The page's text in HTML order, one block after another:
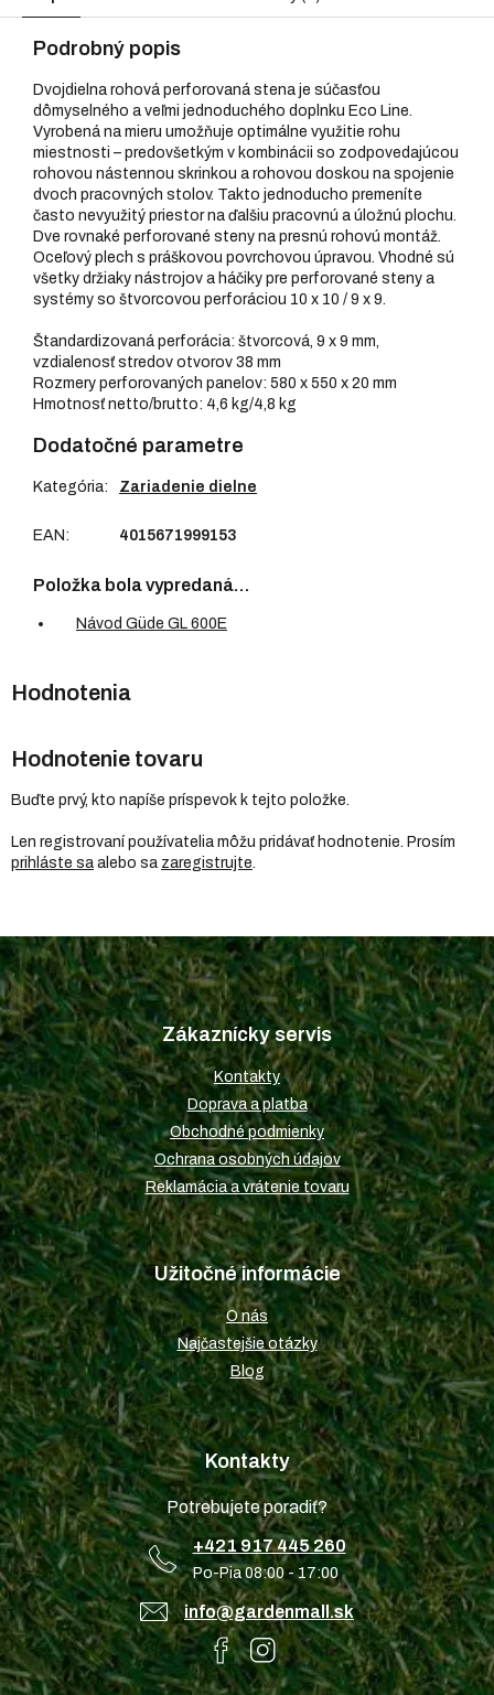
Podrobný popis
Dvojdielna rohová perforovaná stena je súčasťou
dômyselného a veľmi jednoduchého doplnku Eco Line.
Vyrobená na mieru umožňuje optimálne využitie rohu
miestnosti – predovšetkým v kombinácii so zodpovedajúcou
rohovou nástennou skrinkou a rohovou doskou na spojenie
dvoch pracovných stolov. Takto jednoducho premeníte
často nevyužitý priestor na ďalšiu pracovnú a úložnú plochu.
Dve rovnaké perforované steny na presnú rohovú montáž.
Oceľový plech s práškovou povrchovou úpravou. Vhodné sú
všetky držiaky nástrojov a háčiky pre perforované steny a
systémy so štvorcovou perforáciou 10 x 10 / 9 x 9.
Štandardizovaná perforácia: štvorcová, 9 x 9 mm,
vzdialenosť stredov otvorov 38 mm
Rozmery perforovaných panelov: 580 x 550 x 20 mm
Hmotnosť netto/brutto: 4,6 kg/4,8 kg
Dodatočné parametre
Kategória: Zariadenie dielne
EAN : 4015671999153
Položka bola vypredaná…
Návod Güde GL 600E
Hodnotenie tovaru
Buďte prvý, kto napíše príspevok k tejto položke.
Len registrovaní používatelia môžu pridávať hodnotenie. Prosím
prihláste sa alebo sa zaregistrujte
Z
á
p
ä
t
i
e
Zákaznícky servis
Kontakty
Doprava a platba
Obchodné podmienky
Ochrana osobných údajov
Reklamácia a vrátenie tovaru
Užitočné informácie
O nás
Najčastejšie otázky
Blog
Kontakty
Potrebujete poradiť?
+421 917 445 260
Po-Pia 08:00 - 17:00
info@gardenmall.sk